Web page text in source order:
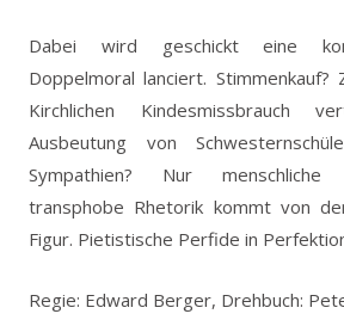
Dabei wird geschickt eine
Doppelmoral lanciert.
Kirchlichen Kindesmissbrauch
Ausbeutung von
Sympathien? Nur menschliche
transphobe Rhetorik kommt von
Figur. Pietistische Perfide in
Regie: Edward Berger, Drehbuch: